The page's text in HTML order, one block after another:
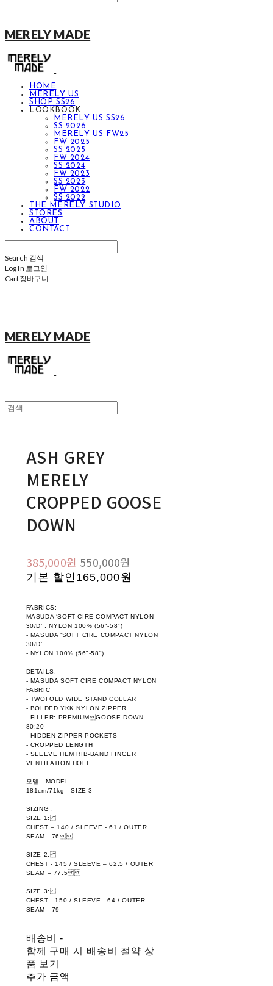
MERELY MADE
HOME
MERELY US
SHOP SS26
LOOKBOOK
MERELY US SS26
SS 2026
MERELY US FW25
FW 2025
SS 2025
FW 2024
SS 2024
FW 2023
SS 2023
FW 2022
SS 2022
THE MERELY STUDIO
STORES
ABOUT
CONTACT
Search 검색
Log In 로그인
Cart장바구니
MERELY MADE
ASH GREY
MERELY
CROPPED GOOSE
DOWN
385,000원 550,000원
기본 할인 165,000원
FABRICS:
MASUDA ‘SOFT CIRE COMPACT NYLON
30/D’ ; NYLON 100% (56"-58")
- MASUDA ‘SOFT CIRE COMPACT NYLON
30/D’
- NYLON 100% (56"-58")
DETAILS:
- MASUDA SOFT CIRE COMPACT NYLON
FABRIC
- TWOFOLD WIDE STAND COLLAR
- BOLDED YKK NYLON ZIPPER
- FILLER: PREMIUM GOOSE DOWN
80:20
- HIDDEN ZIPPER POCKETS
- CROPPED LENGTH
- SLEEVE HEM RIB-BAND FINGER
VENTILATION HOLE
모델 - MODEL
181cm/71kg - SIZE 3
SIZING :
SIZE 1:
CHEST – 140 / SLEEVE - 61 / OUTER
SEAM - 76
SIZE 2:
CHEST - 145 / SLEEVE – 62.5 / OUTER
SEAM – 77.5
SIZE 3:
CHEST - 150 / SLEEVE - 64 / OUTER
SEAM - 79
배송비-
함께 구매 시 배송비 절약 상
품 보기
추가 금액